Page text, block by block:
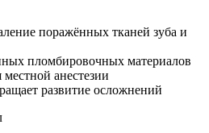
поражённых тканей зуба и
пломбировочных материалов
местной анестезии
развитие осложнений